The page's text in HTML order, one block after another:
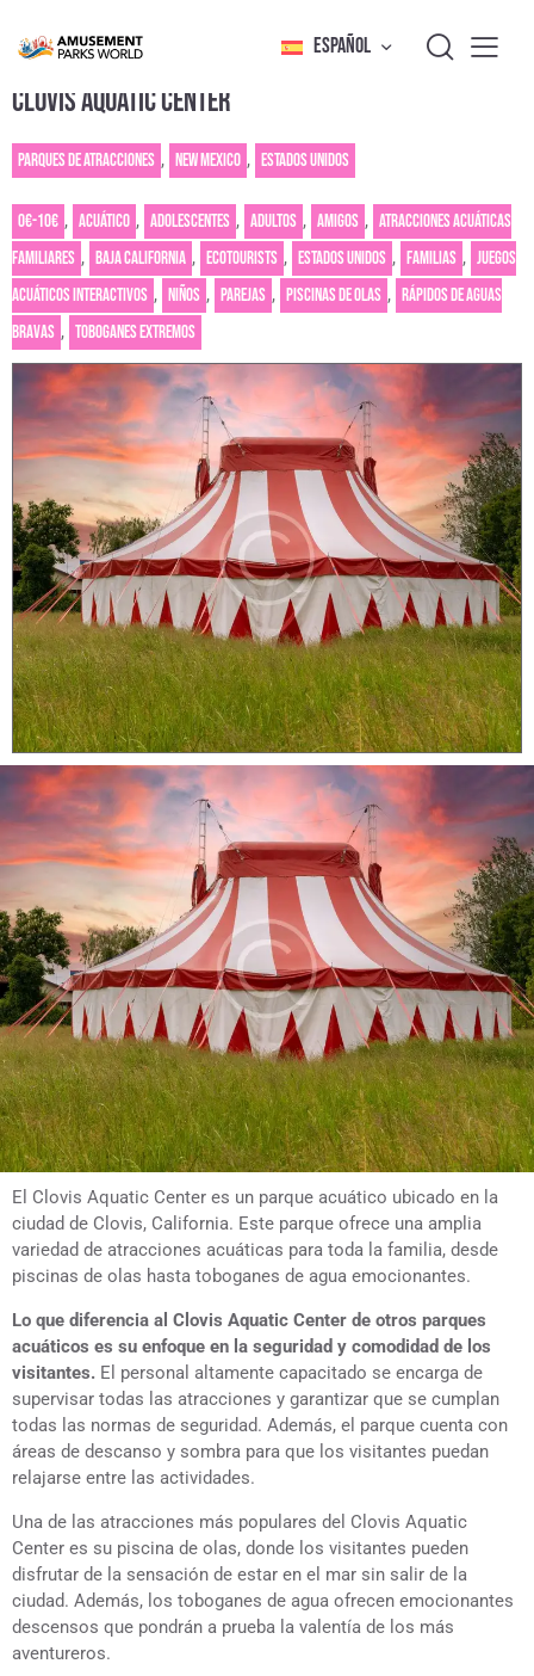
ESPAÑOL
CLOVIS AQUATIC CENTER
Parques de atracciones , New Mexico , Estados Unidos
0€-10€ , Acuático , Adolescentes , Adultos , Amigos , Atracciones acuáticas
familiares , Baja California , Ecotourists , Estados Unidos , Familias , Juegos
acuáticos interactivos , Niños , Parejas , Piscinas de olas , Rápidos de aguas
bravas , Toboganes extremos
El Clovis Aquatic Center es un parque acuático ubicado en la
ciudad de Clovis, California. Este parque ofrece una amplia
variedad de atracciones acuáticas para toda la familia, desde
piscinas de olas hasta toboganes de agua emocionantes.
Lo que diferencia al Clovis Aquatic Center de otros parques
acuáticos es su enfoque en la seguridad y comodidad de los
visitantes. El personal altamente capacitado se encarga de
supervisar todas las atracciones y garantizar que se cumplan
todas las normas de seguridad. Además, el parque cuenta con
áreas de descanso y sombra para que los visitantes puedan
relajarse entre las actividades.
Una de las atracciones más populares del Clovis Aquatic
Center es su piscina de olas, donde los visitantes pueden
disfrutar de la sensación de estar en el mar sin salir de la
ciudad. Además, los toboganes de agua ofrecen emocionantes
descensos que pondrán a prueba la valentía de los más
aventureros.